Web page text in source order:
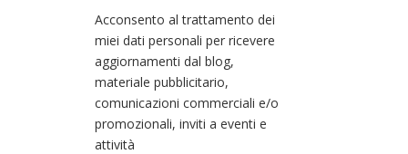
Acconsento al trattamento dei
miei dati personali per ricevere
aggiornamenti dal blog,
materiale pubblicitario,
comunicazioni commerciali e/o
promozionali, inviti a eventi e
attività